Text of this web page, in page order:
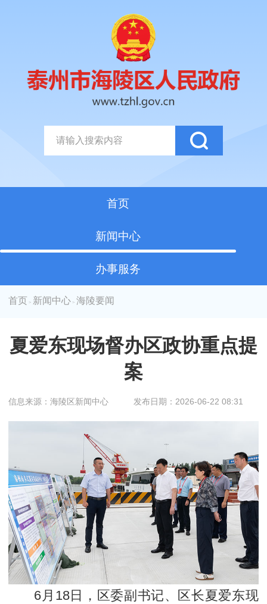
首页
新闻中心
办事服务
首页 > 新闻中心 > 海陵要闻
夏爱东现场督办区政协重点提
案
信息来源：海陵区新闻中心 发布日期：2026-06-22 08:31
6月18日，区委副书记、区长夏爱东现